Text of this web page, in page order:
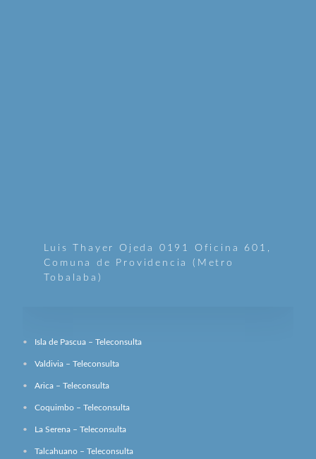
Luis Thayer Ojeda 0191 Oficina 601,
Comuna de Providencia (Metro
Tobalaba)
Isla de Pascua – Teleconsulta
Valdivia – Teleconsulta
Arica – Teleconsulta
Coquimbo – Teleconsulta
La Serena – Teleconsulta
Talcahuano – Teleconsulta